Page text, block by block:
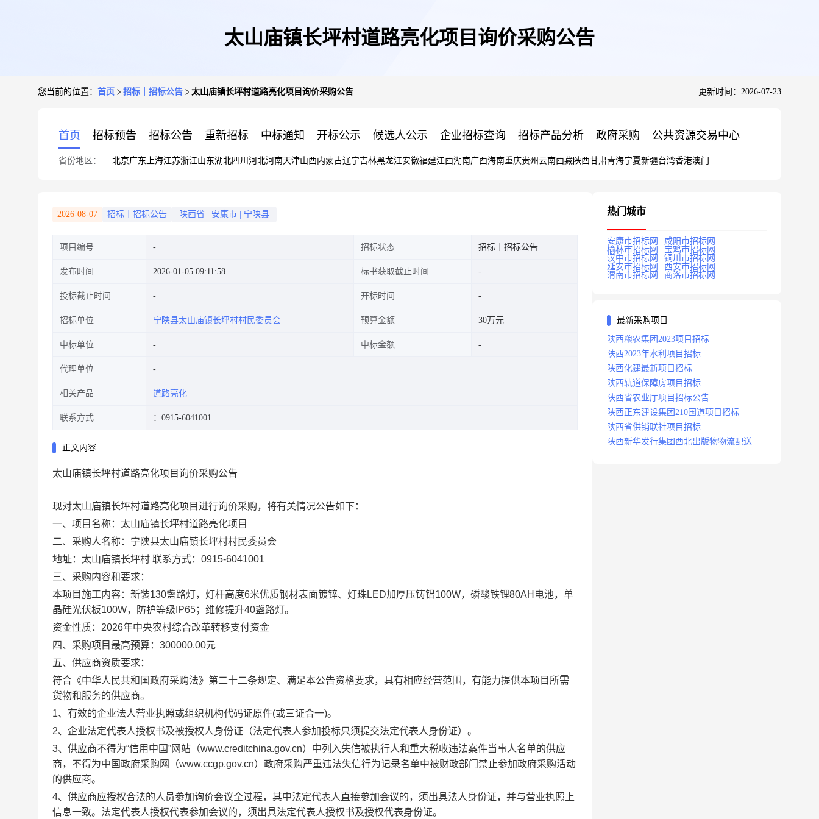
太山庙镇长坪村道路亮化项目询价采购公告
您当前的位置： 首页 招标｜招标公告 太山庙镇长坪村道路亮化项目询价采购公告 更新时间：2026-07-23
首页 招标预告 招标公告 重新招标 中标通知 开标公示 候选人公示 企业招标查询 招标产品分析 政府采购 公共资源交易中心
省份地区： 北京广东 上海江苏浙江山东湖北四川 河北河南天津山西内蒙古辽宁吉林黑龙江安徽福建江西湖南广西海南重庆贵州 云南西藏陕西甘肃青海宁夏新疆台湾香港澳门
2026-08-07 招标｜招标公告 陕西省 安康市 宁陕县
项目编号 招标状态 招标｜招标公告
发布时间 2026-01-05 09:11:58 标书获取截止时间
投标截止时间 开标时间
招标单位 宁陕县太山庙镇长坪村村民委员会 预算金额 30万元
中标单位 中标金额
代理单位
相关产品 道路亮化
联系方式 ：0915-6041001
正文内容
太山庙镇长坪村道路亮化项目询价采购公告
现对太山庙镇长坪村道路亮化项目进行询价采购，将有关情况公告如下：
一、项目名称：太山庙镇长坪村道路亮化项目
二、采购人名称：宁陕县太山庙镇长坪村村民委员会
地址：太山庙镇长坪村 联系方式：0915-6041001
三、采购内容和要求：
本项目施工内容：新装130盏路灯，灯杆高度6米优质钢材表面镀锌、灯珠LED加厚压铸铝100W，磷酸铁锂80AH电池，单
晶硅光伏板100W，防护等级IP65；维修提升40盏路灯。
资金性质：2026年中央农村综合改革转移支付资金
四、采购项目最高预算：300000.00元
五、供应商资质要求：
符合《中华人民共和国政府采购法》第二十二条规定、满足本公告资格要求，具有相应经营范围，有能力提供本项目所需
货物和服务的供应商。
1、有效的企业法人营业执照或组织机构代码证原件(或三证合一)。
2、企业法定代表人授权书及被授权人身份证（法定代表人参加投标只须提交法定代表人身份证）。
3、供应商不得为“信用中国”网站（www.creditchina.gov.cn）中列入失信被执行人和重大税收违法案件当事人名单的供应
商，不得为中国政府采购网（www.ccgp.gov.cn）政府采购严重违法失信行为记录名单中被财政部门禁止参加政府采购活动
的供应商。
4、供应商应授权合法的人员参加询价会议全过程，其中法定代表人直接参加会议的，须出具法人身份证，并与营业执照上
信息一致。法定代表人授权代表参加会议的，须出具法定代表人授权书及授权代表身份证。
热门城市
安康市招标网
咸阳市招标网
榆林市招标网
宝鸡市招标网
汉中市招标网
铜川市招标网
延安市招标网
西安市招标网
渭南市招标网
商洛市招标网
最新采购项目
陕西粮农集团2023项目招标
陕西2023年水利项目招标
陕西化建最新项目招标
陕西轨道保障房项目招标
陕西省农业厅项目招标公告
陕西正东建设集团210国道项目招标
陕西省供销联社项目招标
陕西新华发行集团西北出版物物流配送中